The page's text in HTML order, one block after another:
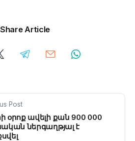
Share Article
Post
օրոք ավելի քան 900 000
ներգաղթյալ է